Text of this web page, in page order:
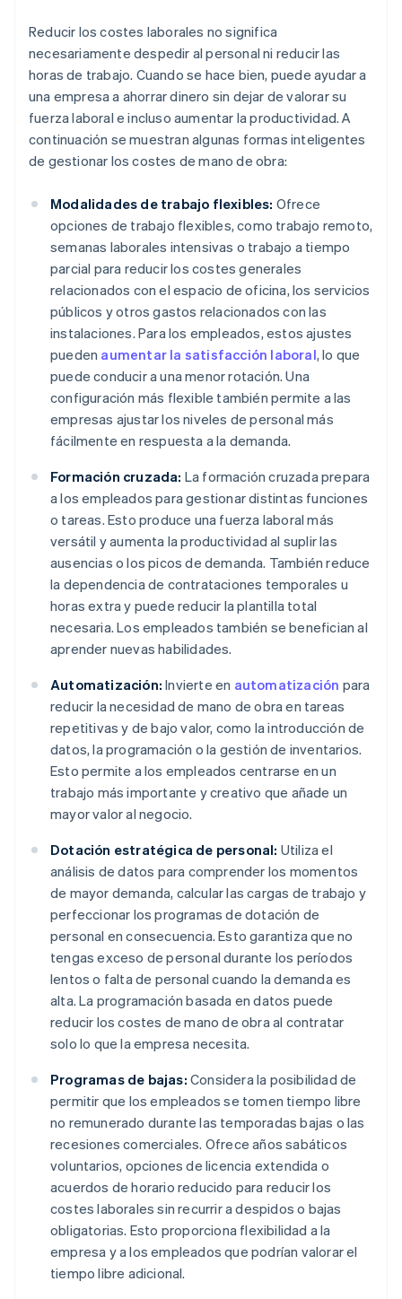
Reducir los costes laborales no significa
necesariamente despedir al personal ni reducir las
horas de trabajo. Cuando se hace bien, puede ayudar a
una empresa a ahorrar dinero sin dejar de valorar su
fuerza laboral e incluso aumentar la productividad. A
continuación se muestran algunas formas inteligentes
de gestionar los costes de mano de obra:
Modalidades de trabajo flexibles: Ofrece
opciones de trabajo flexibles, como trabajo remoto,
semanas laborales intensivas o trabajo a tiempo
parcial para reducir los costes generales
relacionados con el espacio de oficina, los servicios
públicos y otros gastos relacionados con las
instalaciones. Para los empleados, estos ajustes
pueden aumentar la satisfacción laboral, lo que
puede conducir a una menor rotación. Una
configuración más flexible también permite a las
empresas ajustar los niveles de personal más
fácilmente en respuesta a la demanda.
Formación cruzada: La formación cruzada prepara
a los empleados para gestionar distintas funciones
o tareas. Esto produce una fuerza laboral más
versátil y aumenta la productividad al suplir las
ausencias o los picos de demanda. También reduce
la dependencia de contrataciones temporales u
horas extra y puede reducir la plantilla total
necesaria. Los empleados también se benefician al
aprender nuevas habilidades.
Automatización: Invierte en automatización para
reducir la necesidad de mano de obra en tareas
repetitivas y de bajo valor, como la introducción de
datos, la programación o la gestión de inventarios.
Esto permite a los empleados centrarse en un
trabajo más importante y creativo que añade un
mayor valor al negocio.
Dotación estratégica de personal: Utiliza el
análisis de datos para comprender los momentos
de mayor demanda, calcular las cargas de trabajo y
perfeccionar los programas de dotación de
personal en consecuencia. Esto garantiza que no
tengas exceso de personal durante los períodos
lentos o falta de personal cuando la demanda es
alta. La programación basada en datos puede
reducir los costes de mano de obra al contratar
solo lo que la empresa necesita.
Programas de bajas: Considera la posibilidad de
permitir que los empleados se tomen tiempo libre
no remunerado durante las temporadas bajas o las
recesiones comerciales. Ofrece años sabáticos
voluntarios, opciones de licencia extendida o
acuerdos de horario reducido para reducir los
costes laborales sin recurrir a despidos o bajas
obligatorias. Esto proporciona flexibilidad a la
empresa y a los empleados que podrían valorar el
tiempo libre adicional.